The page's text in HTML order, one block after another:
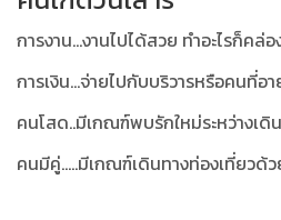
การงาน...งานไปได้สวย ทำอะไรก็คล่
การเงิน...จ่ายไปกับบริวารหรือคนที่อ
คนโสด..มีเกณฑ์พบรักใหม่ระหว่างเดิ
คนมีคู่.....มีเกณฑ์เดินทางท่องเที่ยวด้